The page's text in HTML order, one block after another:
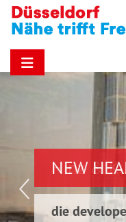
NEW
die
Hinz &
Schwelmer7